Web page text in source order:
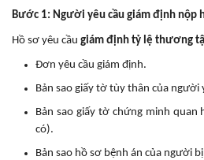
Bước 1: Người yêu cầu giám định nộp
Hồ sơ yêu cầu giám định tỷ lệ thương
Đơn yêu cầu giám định.
Bản sao giấy tờ tùy thân của người
Bản sao giấy tờ chứng minh
có).
Bản sao hồ sơ bệnh án của người